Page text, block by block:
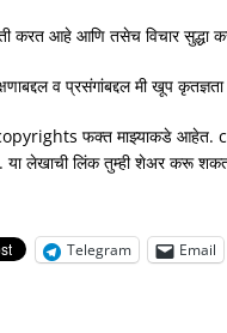
करत आहे आणि तसेच विचार सुद्धा
व प्रसंगांबद्दल मी खूप
फक्त माझ्याकडे आहेत.
लेखाची लिंक तुम्ही शेअर करू
Telegram Email